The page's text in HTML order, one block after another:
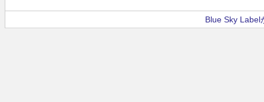
Blue Sky Label